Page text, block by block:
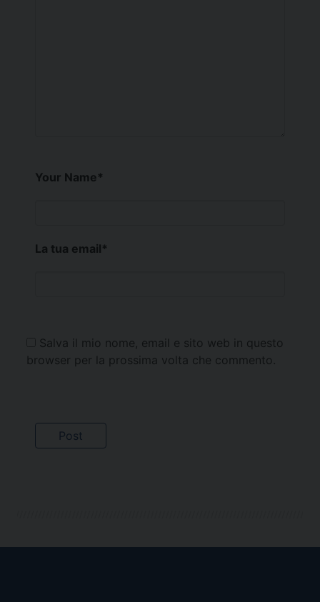
Your Name*
La tua email*
Salva il mio nome, email e sito web in questo
browser per la prossima volta che commento.